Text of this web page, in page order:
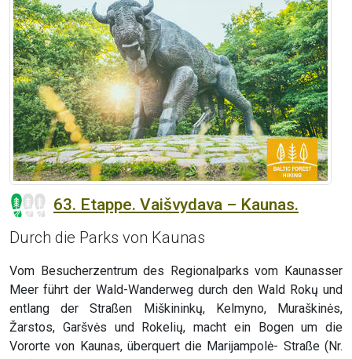
63. Etappe. Vaišvydava – Kaunas.
Durch die Parks von Kaunas
Vom Besucherzentrum des Regionalparks vom Kaunasser
Meer führt der Wald-Wanderweg durch den Wald Rokų und
entlang der Straßen Miškininkų, Kelmyno, Muraškinės,
Žarstos, Garšvės und Rokelių, macht ein Bogen um die
Vororte von Kaunas, überquert die Marijampolė- Straße (Nr.